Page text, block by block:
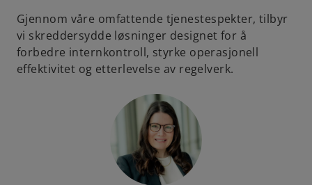
Gjennom våre omfattende tjenestespekter, tilbyr
vi skreddersydde løsninger designet for å
forbedre internkontroll, styrke operasjonell
effektivitet og etterlevelse av regelverk.